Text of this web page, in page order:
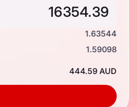
1.63544
1.59098
444.59 AUD